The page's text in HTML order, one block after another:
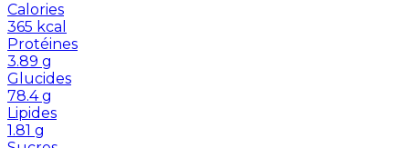
Calories
365 kcal
Protéines
3.89 g
Glucides
78.4 g
Lipides
1.81 g